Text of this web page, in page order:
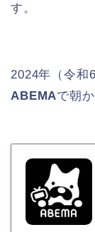
す。
2024年（令和
ABEMAで朝